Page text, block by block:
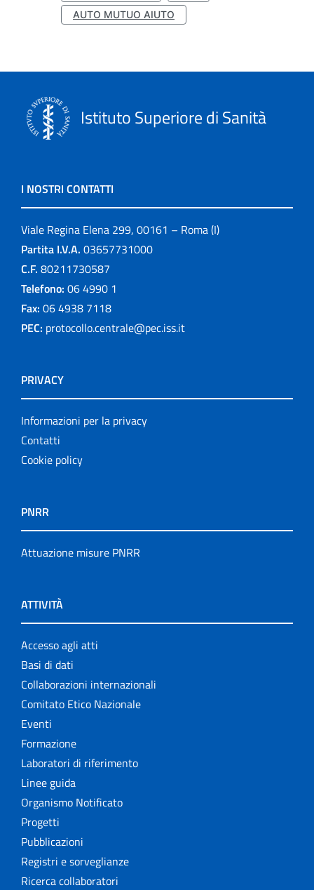
AUTO MUTUO AIUTO
Istituto Superiore di Sanità
I NOSTRI CONTATTI
Viale Regina Elena 299, 00161 – Roma (I)
Partita I.V.A. 03657731000
C.F. 80211730587
Telefono: 06 4990 1
Fax: 06 4938 7118
PEC: protocollo.centrale@pec.iss.it
PRIVACY
Informazioni per la privacy
Contatti
Cookie policy
PNRR
Attuazione misure PNRR
ATTIVITÀ
Accesso agli atti
Basi di dati
Collaborazioni internazionali
Comitato Etico Nazionale
Eventi
Formazione
Laboratori di riferimento
Linee guida
Organismo Notificato
Progetti
Pubblicazioni
Registri e sorveglianze
Ricerca collaboratori